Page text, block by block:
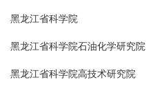
黑龙江省科学院
黑龙江省科学院石油化学研究院
黑龙江省科学院高技术研究院